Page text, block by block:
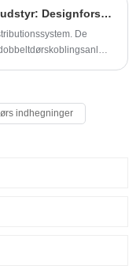
Enkeltdør vs. Dobbeltdørskoblingsudstyr: Designforskelle og smart valg
De
indhegninger